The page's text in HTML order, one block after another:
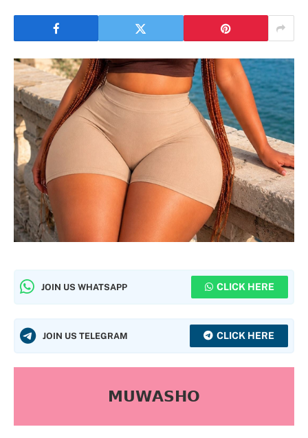
JOIN US WHATSAPP CLICK HERE
JOIN US TELEGRAM CLICK HERE
𝗠𝗨𝗪𝗔𝗦𝗛𝗢